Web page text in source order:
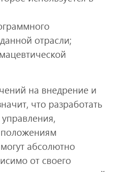
отрасли;
на внедрение и
что разработать
положениям
абсолютно
от своего